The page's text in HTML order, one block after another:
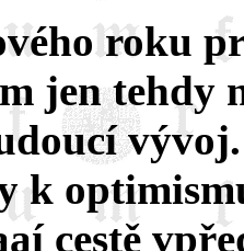
roku
jen tehdy
k
cestě